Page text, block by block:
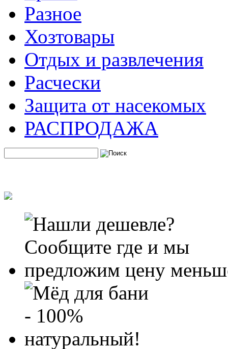
Разное
Хозтовары
Отдых и развлечения
Расчески
Защита от насекомых
РАСПРОДАЖА